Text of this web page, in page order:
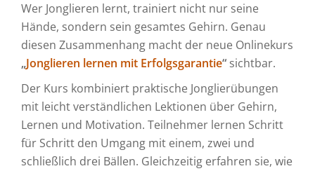
Wer Jonglieren lernt, trainiert nicht nur seine
Hände, sondern sein gesamtes Gehirn. Genau
diesen Zusammenhang macht der neue Onlinekurs
„Jonglieren lernen mit Erfolgsgarantie“ sichtbar.
Der Kurs kombiniert praktische Jonglierübungen
mit leicht verständlichen Lektionen über Gehirn,
Lernen und Motivation. Teilnehmer lernen Schritt
für Schritt den Umgang mit einem, zwei und
schließlich drei Bällen. Gleichzeitig erfahren sie, wie